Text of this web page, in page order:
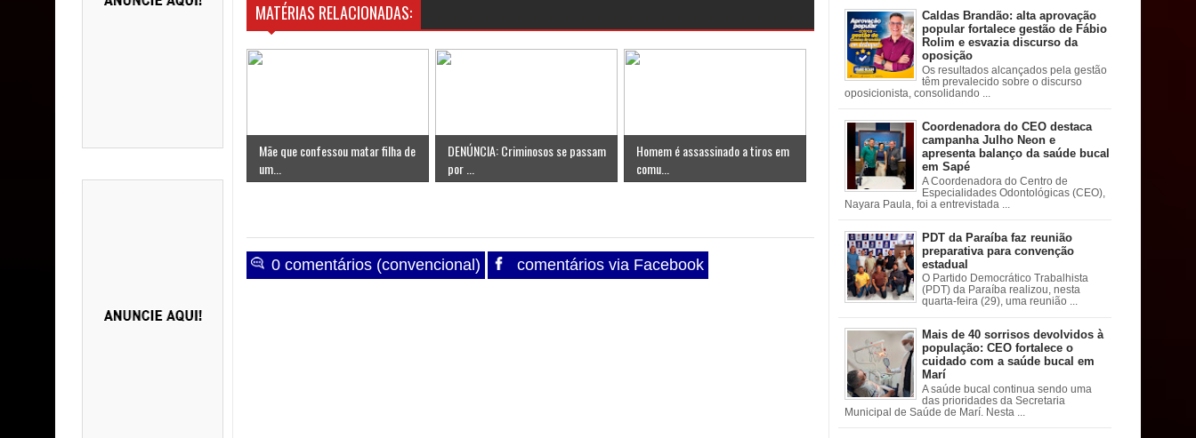
MATÉRIAS RELACIONADAS:
Mãe que confessou matar filha de
um...
DENÚNCIA: Criminosos se passam
por ...
Homem é assassinado a tiros em
comu...
0 comentários (convencional) comentários via Facebook
Caldas Brandão: alta aprovação
popular fortalece gestão de Fábio
Rolim e esvazia discurso da
oposição
Os resultados alcançados pela gestão
têm prevalecido sobre o discurso
oposicionista, consolidando ...
Coordenadora do CEO destaca
campanha Julho Neon e
apresenta balanço da saúde bucal
em Sapé
A Coordenadora do Centro de
Especialidades Odontológicas (CEO),
Nayara Paula, foi a entrevistada ...
PDT da Paraíba faz reunião
preparativa para convenção
estadual
O Partido Democrático Trabalhista
(PDT) da Paraíba realizou, nesta
quarta-feira (29), uma reunião ...
Mais de 40 sorrisos devolvidos à
população: CEO fortalece o
cuidado com a saúde bucal em
Marí
A saúde bucal continua sendo uma
das prioridades da Secretaria
Municipal de Saúde de Marí. Nesta ...